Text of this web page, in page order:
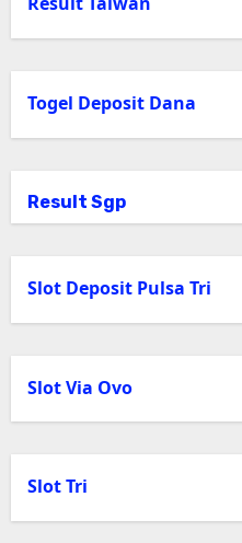
Togel Deposit Dana
Result Sgp
Slot Deposit Pulsa Tri
Slot Via Ovo
Slot Tri